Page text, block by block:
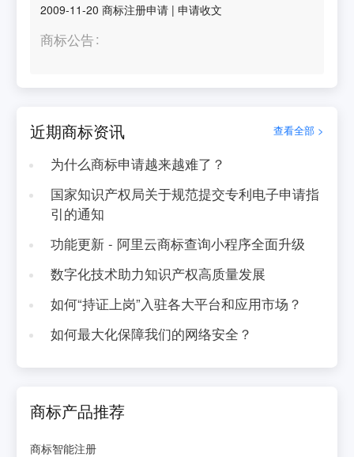
2009-11-20 商标注册申请 |申请收文
商标公告
近期商标资讯 查看全部 >
为什么商标申请越来越难了？
国家知识产权局关于规范提交专利电子申请指
引的通知
功能更新 - 阿里云商标查询小程序全面升级
数字化技术助力知识产权高质量发展
如何“持证上岗”入驻各大平台和应用市场？
如何最大化保障我们的网络安全？
商标产品推荐
商标智能注册